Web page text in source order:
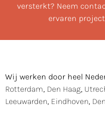
versterkt? Neem
ervaren
Wij werken door heel
Rotterdam, Den Haag,
Leeuwarden, Eindhoven,